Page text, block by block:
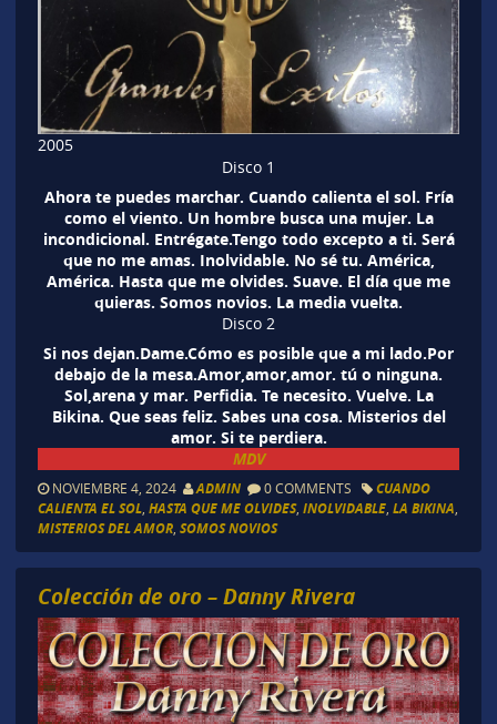
2005
Disco 1
Ahora te puedes marchar. Cuando calienta el sol. Fría
como el viento. Un hombre busca una mujer. La
incondicional. Entrégate.Tengo todo excepto a ti. Será
que no me amas. Inolvidable. No sé tu. América,
América. Hasta que me olvides. Suave. El día que me
quieras. Somos novios. La media vuelta.
Disco 2
Si nos dejan.Dame.Cómo es posible que a mi lado.Por
debajo de la mesa.Amor,amor,amor. tú o ninguna.
Sol,arena y mar. Perfidia. Te necesito. Vuelve. La
Bikina. Que seas feliz. Sabes una cosa. Misterios del
amor. Si te perdiera.
MDV
NOVIEMBRE 4, 2024 ADMIN 0 COMMENTS
CUANDO
CALIENTA EL SOL, HASTA QUE ME OLVIDES, INOLVIDABLE, LA BIKINA
MISTERIOS DEL AMOR, SOMOS NOVIOS
Colección de oro – Danny Rivera